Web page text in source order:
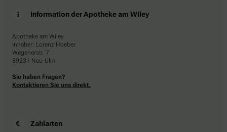
Information der Apotheke am Wiley
Apotheke am Wiley
Inhaber: Lorenz Hoeber
Wegenerstr. 7
89231 Neu-Ulm
Sie haben Fragen?
Kontaktieren Sie uns direkt.
Zahlarten